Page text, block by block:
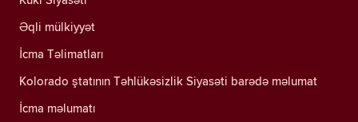
Əqli mülkiyyət
İcma Təlimatları
Kolorado ştatının Təhlükəsizlik Siyasəti barədə məlumat
İcma məlumatı